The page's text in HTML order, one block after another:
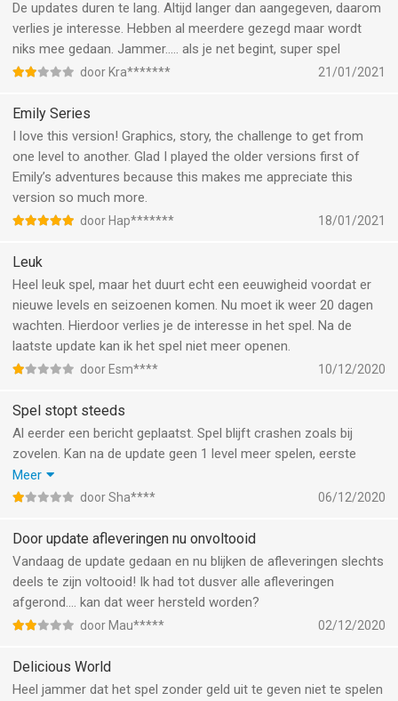
De updates duren te lang. Altijd langer dan aangegeven, daarom
verlies je interesse. Hebben al meerdere gezegd maar wordt
niks mee gedaan. Jammer..... als je net begint, super spel
door Kra******* 21/01/2021
Emily Series
I love this version! Graphics, story, the challenge to get from
one level to another. Glad I played the older versions first of
Emily’s adventures because this makes me appreciate this
version so much more.
door Hap******* 18/01/2021
Leuk
Heel leuk spel, maar het duurt echt een eeuwigheid voordat er
nieuwe levels en seizoenen komen. Nu moet ik weer 20 dagen
wachten. Hierdoor verlies je de interesse in het spel. Na de
laatste update kan ik het spel niet meer openen.
door Esm**** 10/12/2020
Spel stopt steeds
Al eerder een bericht geplaatst. Spel blijft crashen zoals bij
zovelen. Kan na de update geen 1 level meer spelen, eerste
duurde het langer voordat het spel crashte, nu meteen na een
aantal dingen aangetikt te hebben. Al bericht ook via spel naar
checken of ik antwoord heb. Er zijn zoveel mensen die hier last
van hebben, kan er iets gedaan worden? Mensen betalen geld
voor dit spel om te spelen. Aub "geen antwoord via support
instelling spel", dat gaat dus niet meer, want hij crasht meteen
nu na opstart vh spel.
Meer
door Sha**** 06/12/2020
Door update afleveringen nu onvoltooid
Vandaag de update gedaan en nu blijken de afleveringen slechts
deels te zijn voltooid! Ik had tot dusver alle afleveringen
afgerond.... kan dat weer hersteld worden?
door Mau***** 02/12/2020
Delicious World
Heel jammer dat het spel zonder geld uit te geven niet te spelen